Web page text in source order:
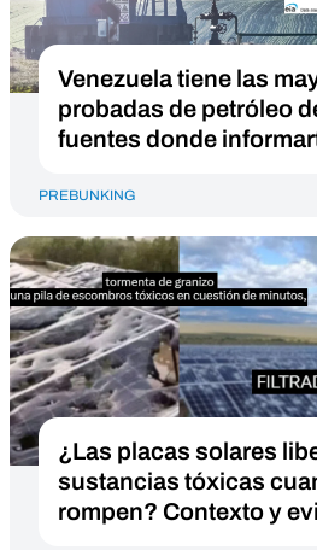
Venezuela tiene las
probadas de petróleo
fuentes donde
PREBUNKING
¿Las placas solares
sustancias tóxicas
rompen? Contexto y